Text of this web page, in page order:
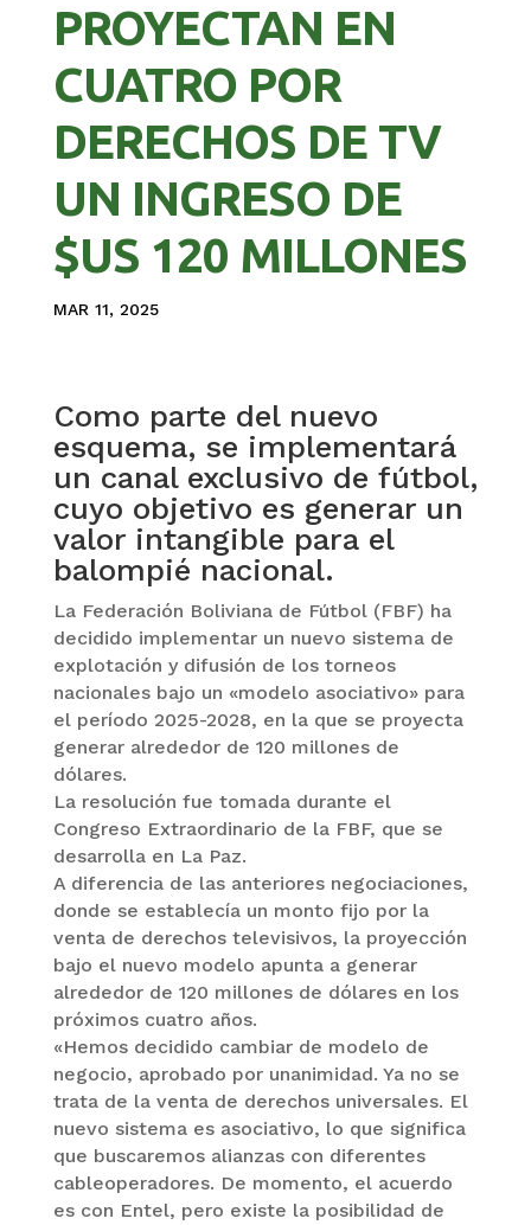
PROYECTAN EN
CUATRO POR
DERECHOS DE TV
UN INGRESO DE
$US 120 MILLONES
MAR 11, 2025
Como parte del nuevo
esquema, se implementará
un canal exclusivo de fútbol,
cuyo objetivo es generar un
valor intangible para el
balompié nacional.
La Federación Boliviana de Fútbol (FBF) ha
decidido implementar un nuevo sistema de
explotación y difusión de los torneos
nacionales bajo un «modelo asociativo» para
el período 2025-2028, en la que se proyecta
generar alrededor de 120 millones de
dólares.
La resolución fue tomada durante el
Congreso Extraordinario de la FBF, que se
desarrolla en La Paz.
A diferencia de las anteriores negociaciones,
donde se establecía un monto fijo por la
venta de derechos televisivos, la proyección
bajo el nuevo modelo apunta a generar
alrededor de 120 millones de dólares en los
próximos cuatro años.
«Hemos decidido cambiar de modelo de
negocio, aprobado por unanimidad. Ya no se
trata de la venta de derechos universales. El
nuevo sistema es asociativo, lo que significa
que buscaremos alianzas con diferentes
cableoperadores. De momento, el acuerdo
es con Entel, pero existe la posibilidad de